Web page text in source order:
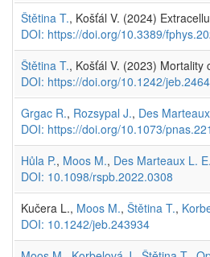
Štětina T., Košťál V. (2024)
DOI: https://doi.org/10.3389/
Štětina T., Košťál V. (2023)
DOI: https://doi.org/10.1242/
Grgac R., Rozsypal J., Des
DOI: https://doi.org/10.1073/
Hůla P., Moos M., Des Marteaux L. E.
DOI: 10.1098/rspb.2022.0308
Kučera L., Moos M., Štětina T.,
DOI: 10.1242/jeb.243934